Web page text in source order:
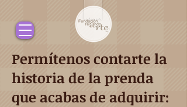
Permítenos contarte la
historia de la prenda
que acabas de adquirir: